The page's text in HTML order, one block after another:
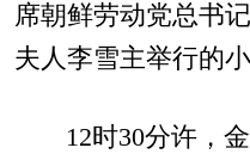
席朝鲜劳动党总书
夫人李雪主举行的
12时30分许，